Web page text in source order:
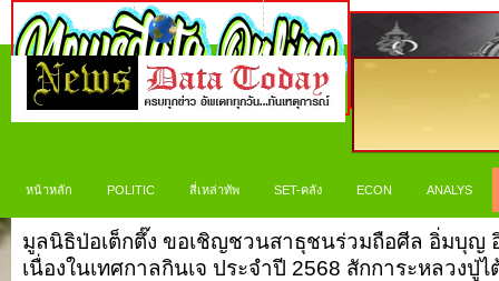
หน้าหลัก POLITIC สี่เหล่าทัพ SET-คลัง ECON ANALYS
มูลนิธิป่อเต็กตึ๊ง ขอเชิญชวนสาธุชนร่วมถือศีล อิ่มบุญ
เนื่องในเทศกาลกินเจ ประจำปี 2568 สักการะหลวงปู่ไ